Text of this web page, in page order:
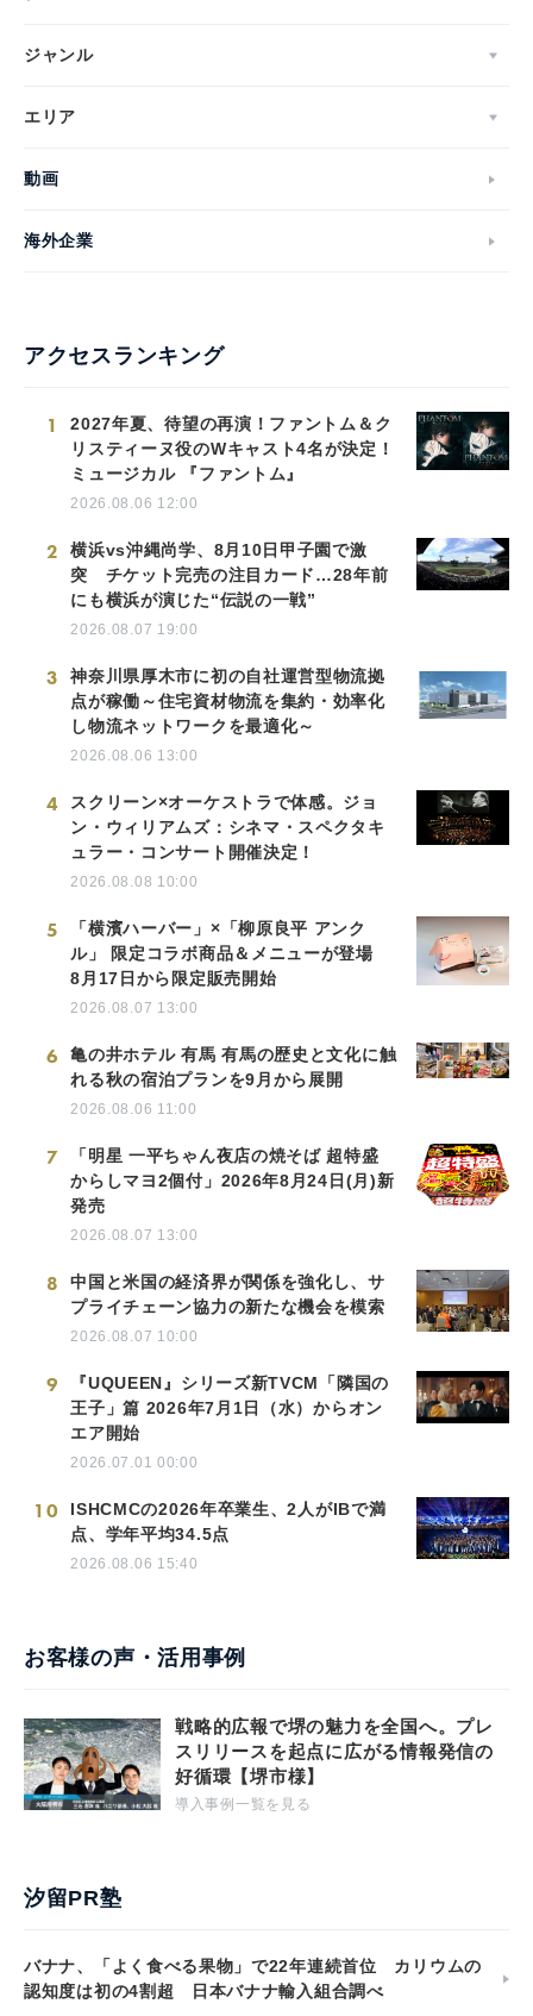
ジャンル
エリア
動画
海外企業
アクセスランキング
1
2027年夏、待望の再演！ファントム＆ク
リスティーヌ役のWキャスト4名が決定！
ミュージカル 『ファントム』
2026.08.06 12:00
2
横浜vs沖縄尚学、8月10日甲子園で激
突 チケット完売の注目カード…28年前
にも横浜が演じた“伝説の一戦”
2026.08.07 19:00
3
神奈川県厚木市に初の自社運営型物流拠
点が稼働～住宅資材物流を集約・効率化
し物流ネットワークを最適化～
2026.08.06 13:00
4
スクリーン×オーケストラで体感。ジョ
ン・ウィリアムズ：シネマ・スペクタキ
ュラー・コンサート開催決定！
2026.08.08 10:00
5
「横濱ハーバー」×「柳原良平 アンク
ル」 限定コラボ商品＆メニューが登場
8月17日から限定販売開始
2026.08.07 13:00
6
亀の井ホテル 有馬 有馬の歴史と文化に触
れる秋の宿泊プランを9月から展開
2026.08.06 11:00
7
「明星 一平ちゃん夜店の焼そば 超特盛
からしマヨ2個付」2026年8月24日(月)新
発売
2026.08.07 13:00
8
中国と米国の経済界が関係を強化し、サ
プライチェーン協力の新たな機会を模索
2026.08.07 10:00
9
『UQUEEN』シリーズ新TVCM「隣国の
王子」篇 2026年7月1日（水）からオン
エア開始
2026.07.01 00:00
10
ISHCMCの2026年卒業生、2人がIBで満
点、学年平均34.5点
2026.08.06 15:40
お客様の声・活用事例
戦略的広報で堺の魅力を全国へ。プレ
スリリースを起点に広がる情報発信の
好循環【堺市様】
導入事例一覧を見る
汐留PR塾
バナナ、「よく食べる果物」で22年連続首位 カリウムの
認知度は初の4割超 日本バナナ輸入組合調べ